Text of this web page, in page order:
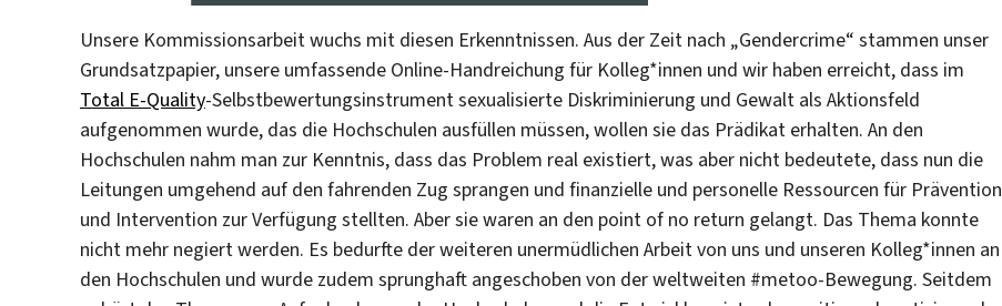
Unsere Kommissionsarbeit wuchs mit diesen Erkenntnissen. Aus der Zeit nach „Gendercrime“ stammen unser
Grundsatzpapier, unsere umfassende Online-Handreichung für Kolleg*innen und wir haben erreicht, dass im
Total E-Quality-Selbstbewertungsinstrument sexualisierte Diskriminierung und Gewalt als Aktionsfeld
aufgenommen wurde, das die Hochschulen ausfüllen müssen, wollen sie das Prädikat erhalten. An den
Hochschulen nahm man zur Kenntnis, dass das Problem real existiert, was aber nicht bedeutete, dass nun die
Leitungen umgehend auf den fahrenden Zug sprangen und finanzielle und personelle Ressourcen für Prävention
und Intervention zur Verfügung stellten. Aber sie waren an den point of no return gelangt. Das Thema konnte
nicht mehr negiert werden. Es bedurfte der weiteren unermüdlichen Arbeit von uns und unseren Kolleg*innen an
den Hochschulen und wurde zudem sprunghaft angeschoben von der weltweiten #metoo-Bewegung. Seitdem